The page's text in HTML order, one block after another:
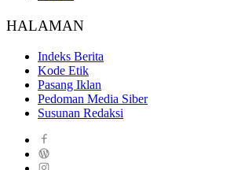
HALAMAN
Indeks Berita
Kode Etik
Pasang Iklan
Pedoman Media Siber
Susunan Redaksi